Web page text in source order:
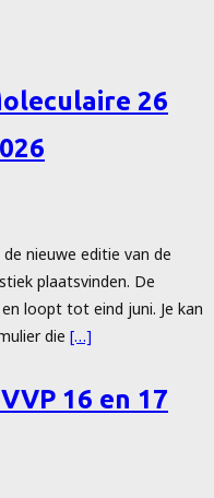
26
nieuwe editie van de
plaatsvinden. De
loopt tot eind juni. Je kan
die […]
16 en 17